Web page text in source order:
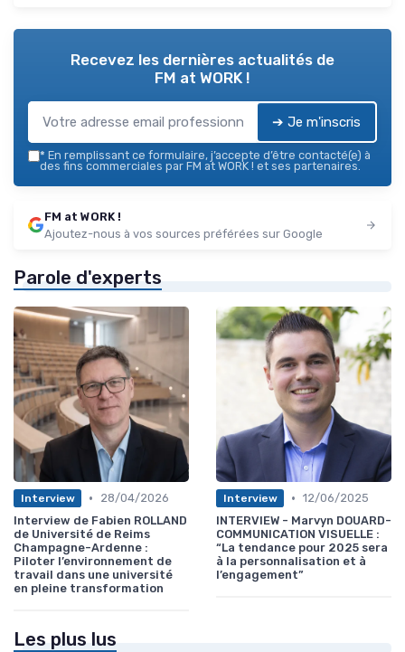
Recevez les dernières actualités de
FM at WORK !
➔ Je m'inscris
* En remplissant ce formulaire, j’accepte d’être contacté(e) à
des fins commerciales par FM at WORK ! et ses partenaires.
FM at WORK !
Ajoutez-nous à vos sources préférées sur Google
Parole d'experts
Interview •
28/04/2026
Interview de Fabien ROLLAND
de Université de Reims
Champagne-Ardenne :
Piloter l’environnement de
travail dans une université
en pleine transformation
Interview • 12/06/2025
INTERVIEW - Marvyn DOUARD-
COMMUNICATION VISUELLE :
“La tendance pour 2025 sera
à la personnalisation et à
l’engagement”
Les plus lus